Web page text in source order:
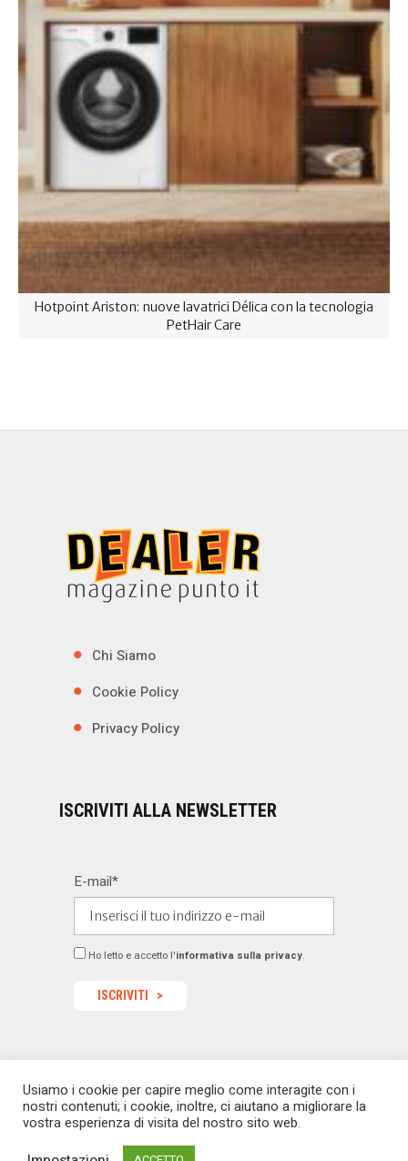
Hotpoint Ariston: nuove lavatrici Délica con la tecnologia
PetHair Care
Chi Siamo
Cookie Policy
Privacy Policy
ISCRIVITI ALLA NEWSLETTER
E-mail*
Ho letto e accetto l'informativa sulla privacy.
© 2022 Dealermagazine.it - Tutti i diritti riservati -
redazione@dealermagazine.itsito realizzato da
Usiamo i cookie per capire meglio come interagite con i
nostri contenuti; i cookie, inoltre, ci aiutano a migliorare la
vostra esperienza di visita del nostro sito web.